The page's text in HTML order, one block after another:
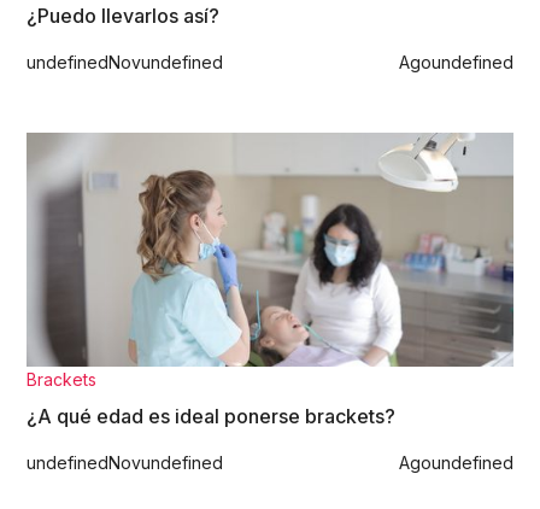
¿Puedo llevarlos así?
undefinedNovundefined Agoundefined
Brackets
¿A qué edad es ideal ponerse brackets?
undefinedNovundefined Agoundefined